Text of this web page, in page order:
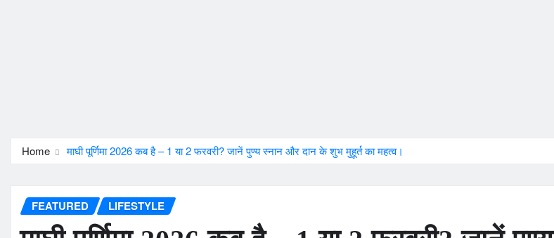
Home माघी पूर्णिमा 2026 कब है – 1 या 2 फरवरी? जानें पुण्य स्नान और दान के शुभ मुहूर्त का महत्व।
FEATURED LIFESTYLE